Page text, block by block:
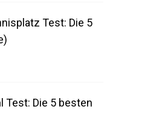
Test: Die 5
Die 5 besten